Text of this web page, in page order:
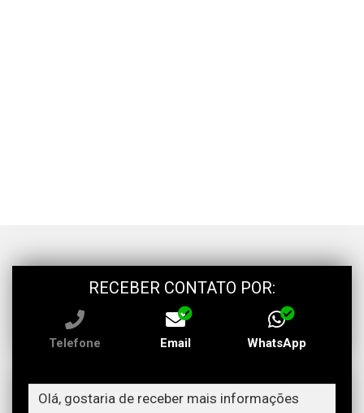
RECEBER CONTATO POR:
Telefone Email WhatsApp